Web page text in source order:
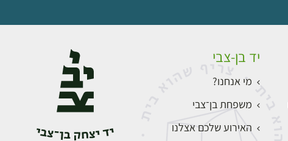
יד בן-צבי
מי אנחנו?
משפחת בן־צבי
האירוע שלכם אצלנו